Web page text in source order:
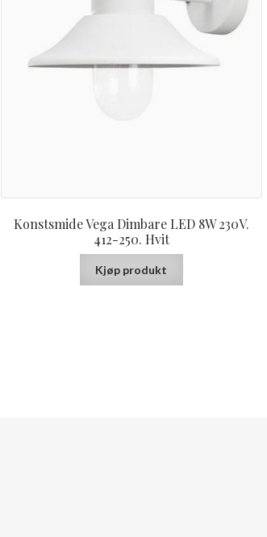
Konstsmide Vega Dimbare LED 8W 230V.
412-250. Hvit
Kjøp produkt